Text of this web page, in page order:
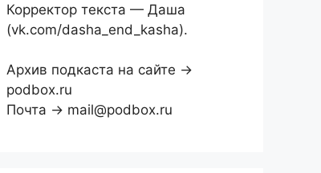
Корректор текста — Даша
(vk.com/dasha_end_kasha).
Архив подкаста на сайте →
podbox.ru
Почта → mail@podbox.ru